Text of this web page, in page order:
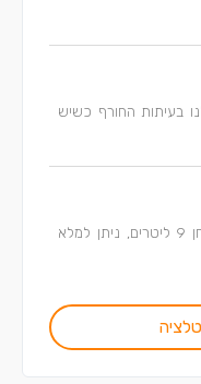
בעיתות החורף כשיש
כדי לחסוך במים באסלות ישנות שנפחן 9 ליטרים, ניתן למלא